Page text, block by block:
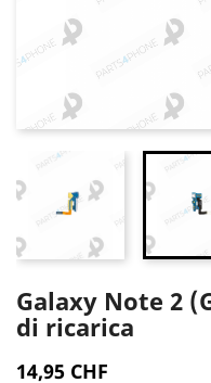
Galaxy Note 2
di ricarica
14,95 CHF